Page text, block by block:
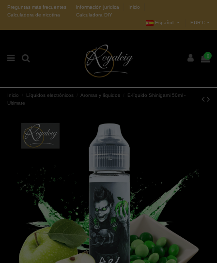
Preguntas más frecuentes Información jurídica
Inicio
Calculadora de nicotina
Calculadora DIY
Español
EUR €
0
Inicio Líquidos electrónicos Aromas y líquidos
E-líquido Shinigami 50ml -
Ultimate